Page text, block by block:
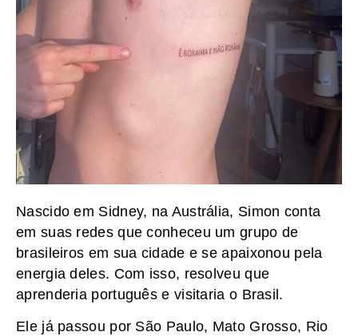
Nascido em Sidney, na Austrália, Simon conta
em suas redes que conheceu um grupo de
brasileiros em sua cidade e se apaixonou pela
energia deles. Com isso, resolveu que
aprenderia português e visitaria o Brasil.
Ele já passou por São Paulo, Mato Grosso, Rio